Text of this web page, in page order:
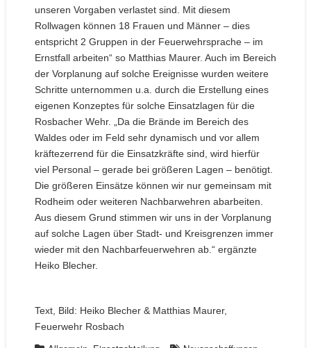
unseren Vorgaben verlastet sind. Mit diesem
Rollwagen können 18 Frauen und Männer – dies
entspricht 2 Gruppen in der Feuerwehrsprache – im
Ernstfall arbeiten“ so Matthias Maurer. Auch im Bereich
der Vorplanung auf solche Ereignisse wurden weitere
Schritte unternommen u.a. durch die Erstellung eines
eigenen Konzeptes für solche Einsatzlagen für die
Rosbacher Wehr. „Da die Brände im Bereich des
Waldes oder im Feld sehr dynamisch und vor allem
kräftezerrend für die Einsatzkräfte sind, wird hierfür
viel Personal – gerade bei größeren Lagen – benötigt.
Die größeren Einsätze können wir nur gemeinsam mit
Rodheim oder weiteren Nachbarwehren abarbeiten.
Aus diesem Grund stimmen wir uns in der Vorplanung
auf solche Lagen über Stadt- und Kreisgrenzen immer
wieder mit den Nachbarfeuerwehren ab.“ ergänzte
Heiko Blecher.
Text, Bild: Heiko Blecher & Matthias Maurer,
Feuerwehr Rosbach